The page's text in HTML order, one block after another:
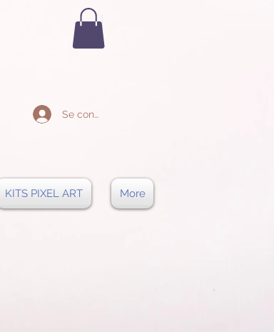
Se connecter
KITS PIXEL ART More